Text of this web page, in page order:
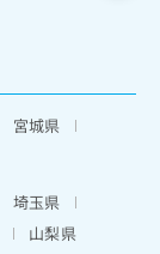
宮城県
埼玉県
山梨県